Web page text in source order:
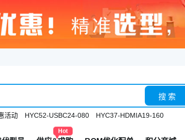
活动 HYC52-USBC24-080 HYC37-HDMIA19-160
搜 索
Hot